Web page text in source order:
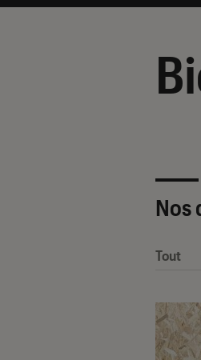
Nos
Tout